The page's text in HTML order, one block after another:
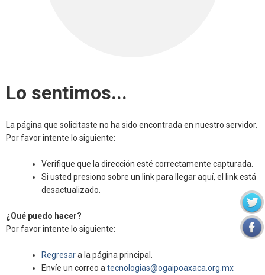
Lo sentimos...
La página que solicitaste no ha sido encontrada en nuestro servidor.
Por favor intente lo siguiente:
Verifique que la dirección esté correctamente capturada.
Si usted presiono sobre un link para llegar aquí, el link está
desactualizado.
¿Qué puedo hacer?
Por favor intente lo siguiente:
Regresara la página principal.
Envíe un correo a tecnologias@ogaipoaxaca.org.mx